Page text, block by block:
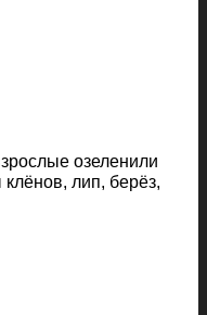
озеленили
лип, берёз,